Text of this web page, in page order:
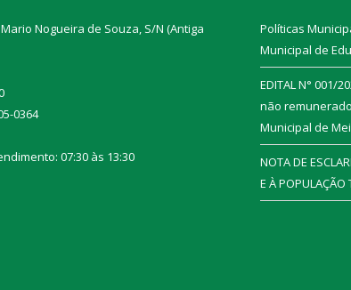
Nogueira de Souza, S/N (Antiga
0364
07:30 às 13:30
Políticas
Municipal de
EDITAL N° 001/
não
Municipal de
NOTA DE
E À POPULAÇÃO